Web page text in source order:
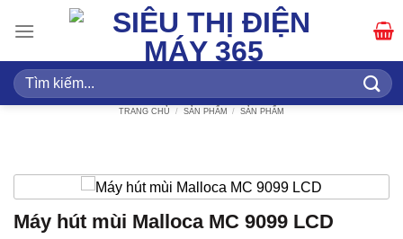
qua
dung
Tìm
kiếm:
TRANG CHỦ / SẢN PHẨM / SẢN PHẨM
Máy hút mùi Malloca MC 9099 LCD